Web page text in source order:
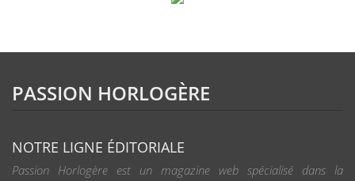
PASSION HORLOGÈRE
NOTRE LIGNE ÉDITORIALE
Passion Horlogère est un magazine web spécialisé dans la